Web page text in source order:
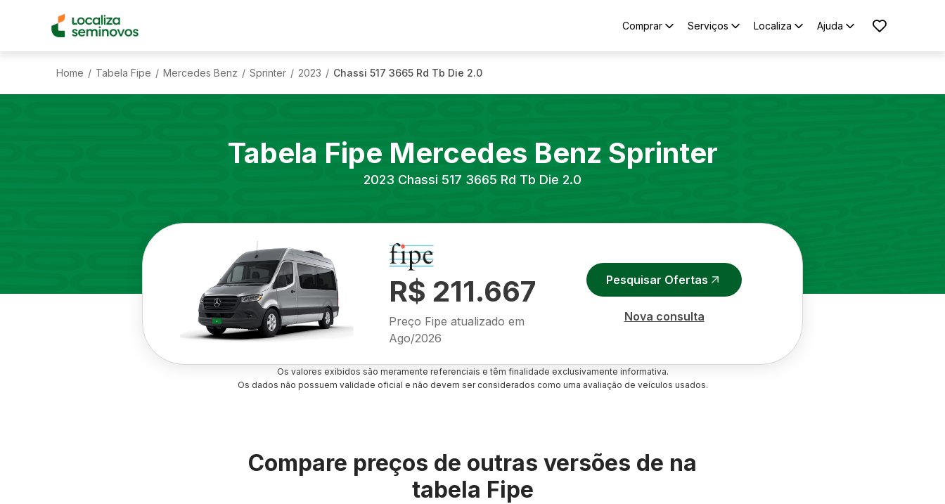
Comprar Serviços Localiza Ajuda
Home / Tabela Fipe / Mercedes Benz / Sprinter / 2023 / Chassi 517 3665 Rd Tb Die 2.0
Tabela Fipe Mercedes Benz Sprinter
2023 Chassi 517 3665 Rd Tb Die 2.0
R$ 211.667
Preço Fipe atualizado em
Ago/2026
Pesquisar Ofertas
Nova consulta
Os valores exibidos são meramente referenciais e têm finalidade exclusivamente informativa.
Os dados não possuem validade oficial e não devem ser considerados como uma avaliação de veículos usados.
Compare preços de outras versões de na
tabela Fipe